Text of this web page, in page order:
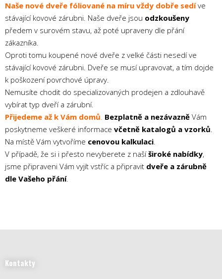
Naše nové dveře fóliované na míru vždy dobře sedíve
stávající kovové zárubni. Naše dveře jsou odzkoušeny
předem v surovém stavu, až poté upraveny dle přání
zákazníka.
Oproti tomu koupené nové dveře z velké části nesedí ve
stávající kovové zárubni. Dveře se musí upravovat, a tím dojde
k poškození povrchové úpravy.
Nemusíte chodit do specializovaných prodejen a zdlouhavě
vybírat typ dveří a zárubní.
Přijedeme až k Vám domů. Bezplatně a nezávazně Vám
poskytneme veškeré informace včetně katalogů a vzorků.
Na místě Vám vytvoříme cenovou kalkulaci.
V případě, že si i přesto nevyberete z našíširoké nabídky,
jsme připraveni Vám vyjít vstříc a připravit dveře a zárubně
dle Vašeho přání.
Kontakty